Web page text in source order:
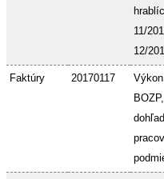
11/
12/
Faktúry 20170117